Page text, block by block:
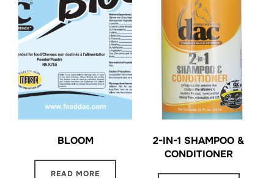
BLOOM
READ MORE
2-IN-1 SHAMPOO &
CONDITIONER